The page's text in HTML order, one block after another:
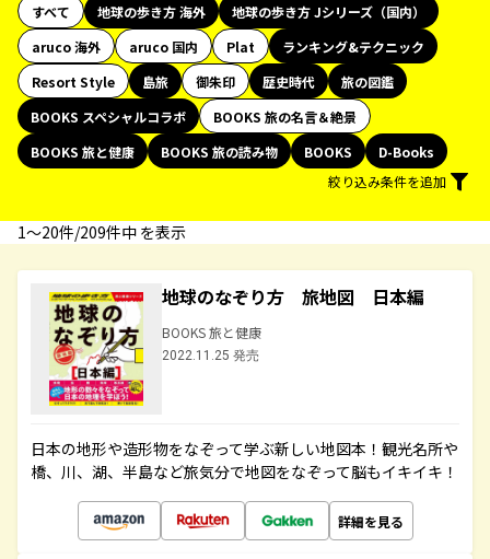
すべて 地球の歩き方 海外
地球の歩き方 Jシリーズ（国内）
aruco 海外
aruco 国内 Plat
ランキング&テクニック
Resort Style
島旅 御朱印 歴史時代
旅の図鑑
BOOKS スペシャルコラボ
BOOKS 旅の名言＆絶景
BOOKS 旅と健康
BOOKS 旅の読み物 BOOKS
D-Books
絞り込み条件を追加
1〜20件/209件中 を表示
地球のなぞり方 旅地図 日本編
BOOKS 旅と健康
2022.11.25 発売
日本の地形や造形物をなぞって学ぶ新しい地図本！観光名所や
橋、川、湖、半島など旅気分で地図をなぞって脳もイキイキ！
詳細を見る